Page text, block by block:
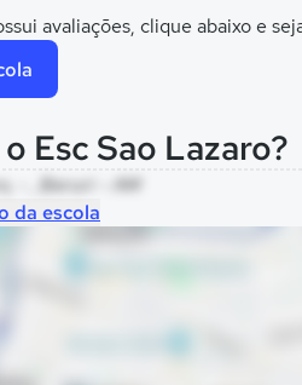
avaliações, clique abaixo e
Esc Sao Lazaro?
- , Beruri - AM
da escola